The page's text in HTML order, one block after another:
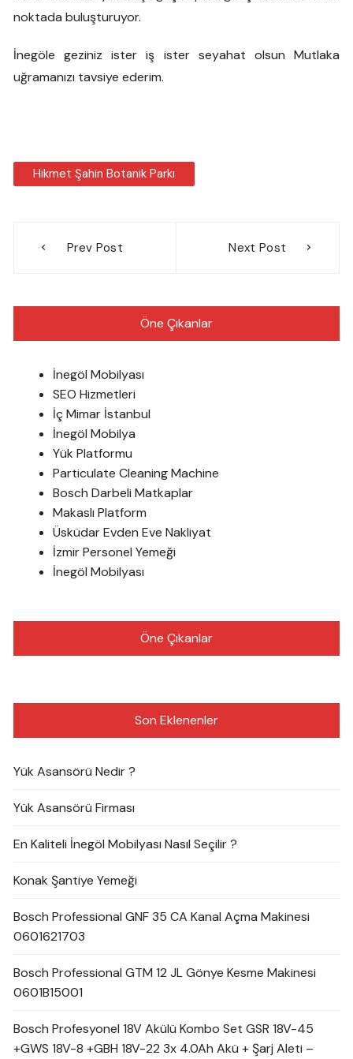
noktada buluşturuyor.
İnegöle geziniz ister iş ister seyahat olsun Mutlaka
uğramanızı tavsiye ederim.
Hikmet Şahin Botanik Parkı
gezinmesi
Prev Post Next Post
Öne Çıkanlar
İnegöl Mobilyası
SEO Hizmetleri
İç Mimar İstanbul
İnegöl Mobilya
Yük Platformu
Particulate Cleaning Machine
Bosch Darbeli Matkaplar
Makaslı Platform
Üsküdar Evden Eve Nakliyat
İzmir Personel Yemeği
İnegöl Mobilyası
Öne Çıkanlar
Son Eklenenler
Yük Asansörü Nedir ?
Yük Asansörü Firması
En Kaliteli İnegöl Mobilyası Nasıl Seçilir ?
Konak Şantiye Yemeği
Bosch Professional GNF 35 CA Kanal Açma Makinesi
0601621703
Bosch Professional GTM 12 JL Gönye Kesme Makinesi
0601B15001
Bosch Profesyonel 18V Akülü Kombo Set GSR 18V-45
+GWS 18V-8 +GBH 18V-22 3x 4.0Ah Akü + Şarj Aleti –